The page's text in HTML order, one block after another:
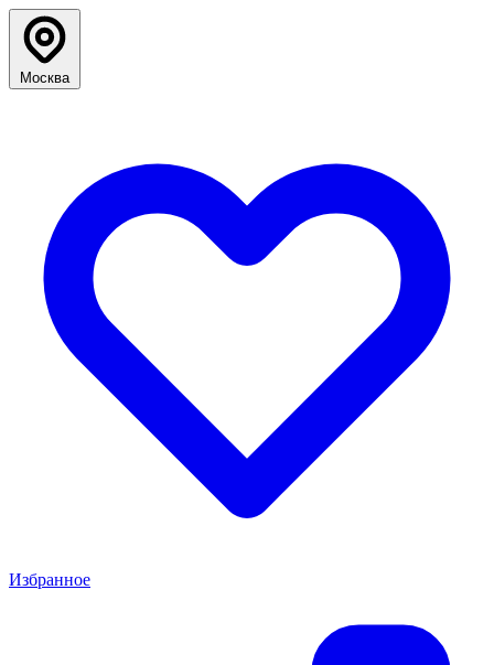
Москва
Избранное